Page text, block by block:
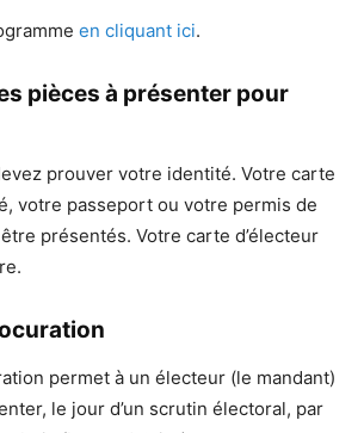
en cliquant ici.
pièces à présenter pour
prouver votre identité. Votre carte
votre passeport ou votre permis de
présentés. Votre carte d’électeur
permet à un électeur (le mandant)
le jour d’un scrutin électoral, par